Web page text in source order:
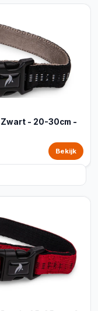
Zwart - 20-30cm -
Bekijk